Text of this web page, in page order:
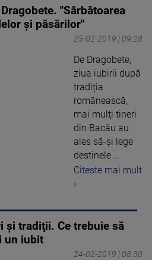
"Sărbătoarea
şi păsărilor"
25-02-2019 | 09:28
De Dragobete,
ziua iubirii după
tradiția
românească,
mai mulţi tineri
din Bacău au
ales să-şi lege
destinele ...
Citeste mai mult
›
şi tradiţii. Ce trebuie să
un iubit
24-02-2019 | 08:30